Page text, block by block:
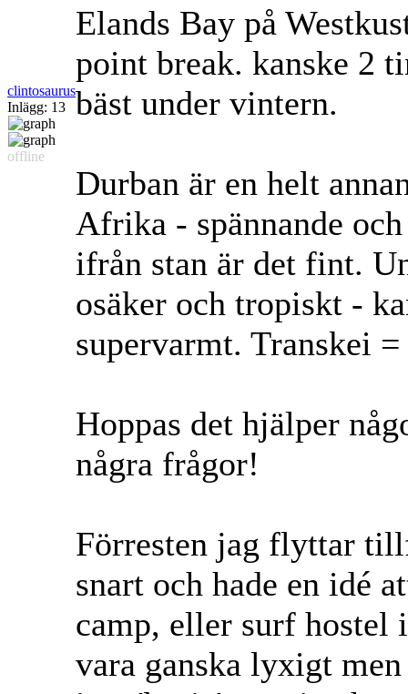
clintosaurus
Inlägg: 13
offline
Elands Bay på
point break. kanske 2
bäst under vintern.
Durban är en helt
Afrika - spännande
ifrån stan är det fint.
osäker och tropiskt -
supervarmt. Transkei
Hoppas det hjälper
några frågor!
Förresten jag flyttar
snart och hade en idé
camp, eller surf hostel
vara ganska lyxigt